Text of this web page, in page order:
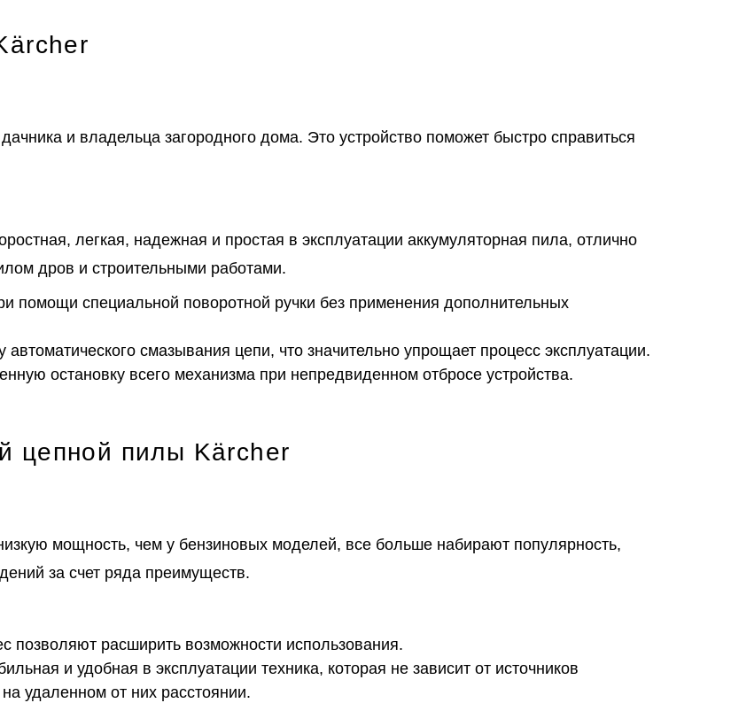
и владельца загородного дома. Это устройство поможет быстро справиться
легкая, надежная и простая в эксплуатации аккумуляторная пила, отлично
дров и строительными работами.
помощи специальной поворотной ручки без применения дополнительных
смазывания цепи, что значительно упрощает процесс эксплуатации.
остановку всего механизма при непредвиденном отбросе устройства.
цепной пилы Kärcher
мощность, чем у бензиновых моделей, все больше набирают популярность,
за счет ряда преимуществ.
позволяют расширить возможности использования.
и удобная в эксплуатации техника, которая не зависит от источников
удаленном от них расстоянии.